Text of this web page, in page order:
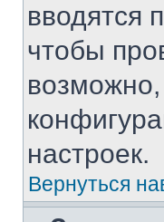
вводятся
чтобы
настроек.
Вернуться